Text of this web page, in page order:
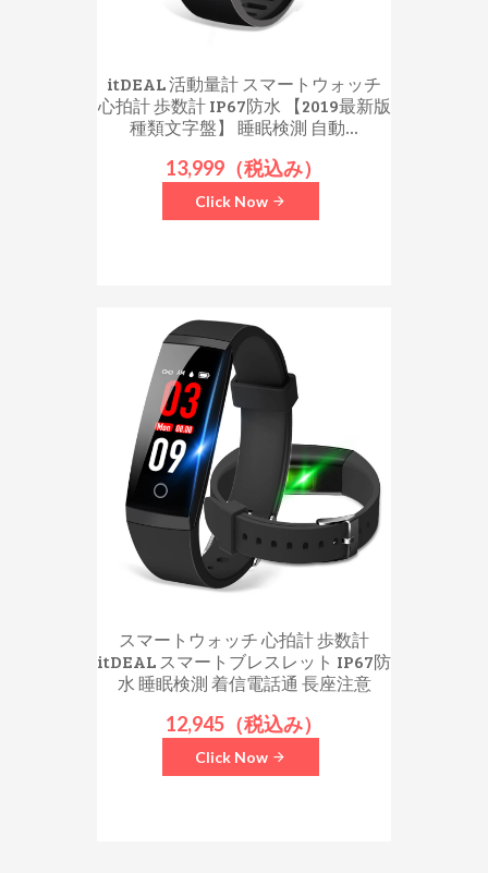
itDEAL 活動量計 スマートウォッチ
心拍計 歩数計 IP67防水 【2019最新版
種類文字盤】 睡眠検測 自動...
13,999（税込み）
Click Now
スマートウォッチ 心拍計 歩数計
itDEAL スマートブレスレット IP67防
水 睡眠検測 着信電話通 長座注意
12,945（税込み）
Click Now